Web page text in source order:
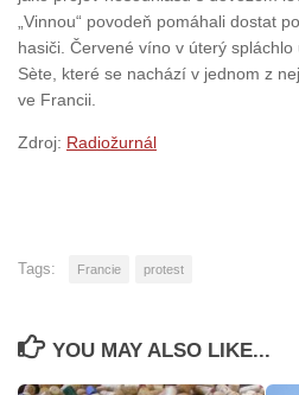
„Vinnou“ povodeň pomáhali dostat
hasiči. Červené víno v úterý
Sète, které se nachází v jednom z
ve Francii.
Zdroj: Radiožurnál
Tags: Francie protest
YOU MAY ALSO LIKE...